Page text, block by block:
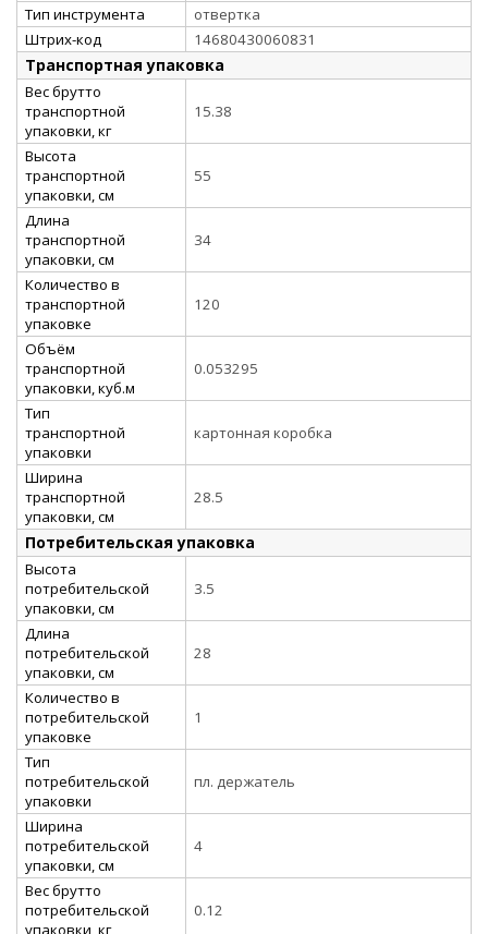
Тип инструмента
отвертка
Штрих-код
14680430060831
Транспортная упаковка
Вес брутто
транспортной
упаковки, кг
15.38
Высота
транспортной
упаковки, см
55
Длина
транспортной
упаковки, см
34
Количество в
транспортной
упаковке
120
Объём
транспортной
упаковки, куб.м
0.053295
Тип
транспортной
упаковки
картонная коробка
Ширина
транспортной
упаковки, см
28.5
Потребительская упаковка
Высота
потребительской
упаковки, см
3.5
Длина
потребительской
упаковки, см
28
Количество в
потребительской
упаковке
1
Тип
потребительской
упаковки
пл. держатель
Ширина
потребительской
упаковки, см
4
Вес брутто
потребительской
упаковки, кг
0.12